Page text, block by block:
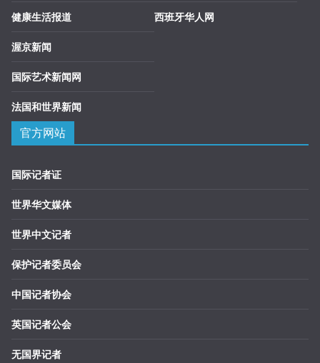
健康生活报道
渥京新闻
国际艺术新闻网
法国和世界新闻
西班牙华人网
官方网站
国际记者证
世界华文媒体
世界中文记者
保护记者委员会
中国记者协会
英国记者公会
无国界记者